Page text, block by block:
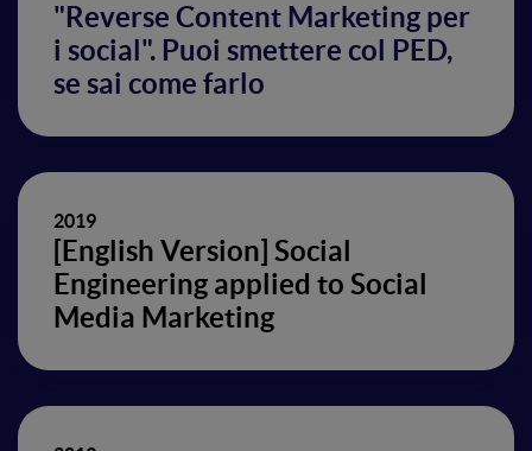
"Reverse Content Marketing per
i social". Puoi smettere col PED,
se sai come farlo
2019
[English Version] Social
Engineering applied to Social
Media Marketing